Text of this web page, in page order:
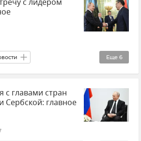
Политика Новости
с лидером
Еще 6
Россия
Сотрудничество
с главами стран
Сербской: главное